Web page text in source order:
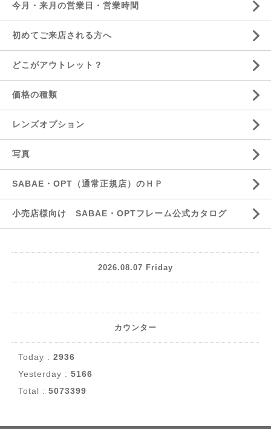
今月・来月の営業日・営業時間
初めてご来店される方へ
どこがアウトレット？
価格の種類
レンズオプション
写真
SABAE・OPT（通常正規店）のＨＰ
小売店様向け SABAE・OPTフレーム公式カタログ
2026.08.07 Friday
カウンター
Today : 2936
Yesterday : 5166
Total : 5073399